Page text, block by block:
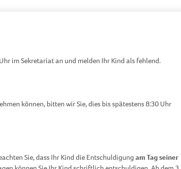
im Sekretariat an und melden Ihr Kind als fehlend.
können, bitten wir Sie, dies bis spätestens 8:30 Uhr
Sie, dass Ihr Kind die Entschuldigung am Tag seiner